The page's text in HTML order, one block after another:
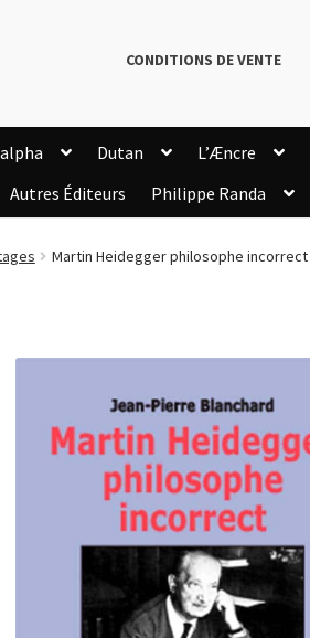
CONDITIONS DE VENTE
Dutan L’Æncre
Autres Éditeurs Philippe Randa
Commande
Martin Heidegger philosophe incorrect